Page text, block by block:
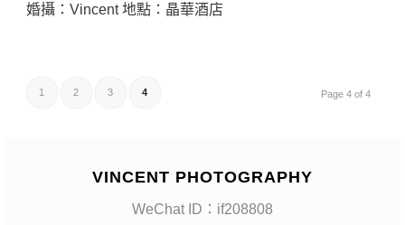
婚攝：Vincent 地點：晶華酒店
Page 4 of 4
1 2 3 4
VINCENT PHOTOGRAPHY
WeChat ID：if208808